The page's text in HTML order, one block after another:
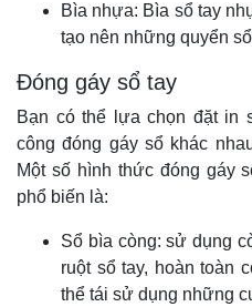
Bìa nhựa: Bìa sổ tay
tạo nên những quyển
Đóng gáy sổ tay
Bạn có thể lựa chọn đặt in
công đóng gáy sổ khác
Một số hình thức đóng gáy
phổ biến là:
Sổ bìa còng: sử dụng
ruột sổ tay, hoàn toàn
thể tái sử dụng những